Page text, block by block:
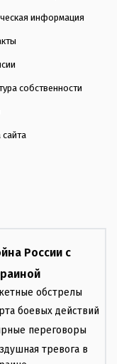
информация
собственности
сайта
России с
обстрелы
боевых действий
переговоры
тревога в